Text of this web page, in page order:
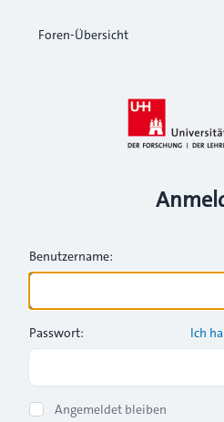
Foren-Übersicht
Benutzername:
Passwort: Ich
Angemeldet bleiben